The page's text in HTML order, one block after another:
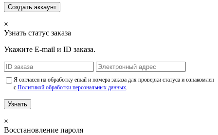
Создать аккаунт
×
Узнать статус заказа
Укажите E-mail и ID заказа.
Я согласен на обработку email и номера заказа для проверки статуса и ознакомлен
с Политикой обработки персональных данных.
Узнать
×
Восстановление пароля